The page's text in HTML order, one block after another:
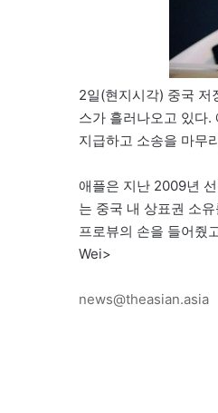
2일(현지시각) 중국 저
스가 흘러나오고 있다
지급하고 소송을 마무
애플은 지난 2009년
는 중국 내 상표권 소
프로뷰의 손을 들어줬
Wei>
news@theasian.asia